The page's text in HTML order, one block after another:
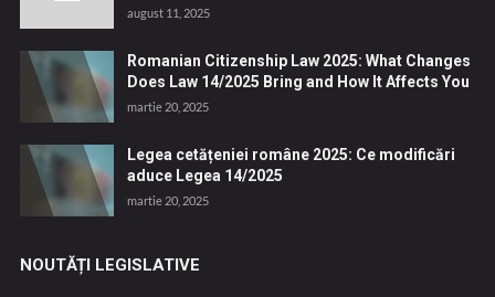
august 11, 2025
Romanian Citizenship Law 2025: What Changes
Does Law 14/2025 Bring and How It Affects You
martie 20, 2025
Legea cetățeniei române 2025: Ce modificări
aduce Legea 14/2025
martie 20, 2025
NOUTĂȚI LEGISLATIVE